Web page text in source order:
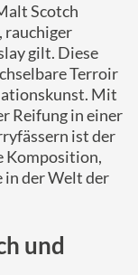
Scotch
rauchiger
gilt. Diese
Terroir
Mit
Reifung in einer
ist der
Komposition,
in der Welt der
und